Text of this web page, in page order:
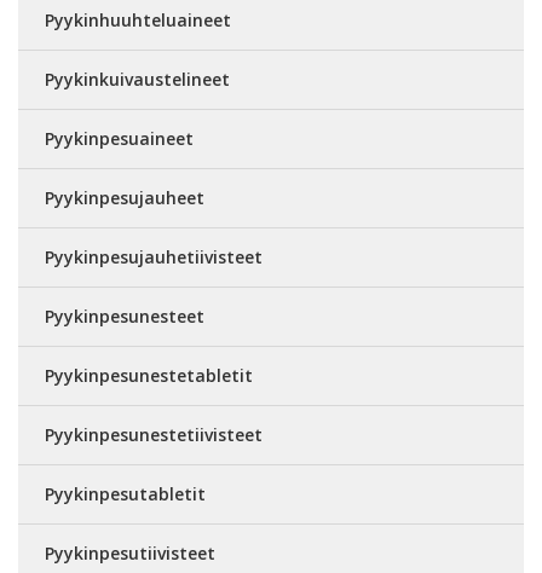
Pyykinhuuhteluaineet
Pyykinkuivaustelineet
Pyykinpesuaineet
Pyykinpesujauheet
Pyykinpesujauhetiivisteet
Pyykinpesunesteet
Pyykinpesunestetabletit
Pyykinpesunestetiivisteet
Pyykinpesutabletit
Pyykinpesutiivisteet